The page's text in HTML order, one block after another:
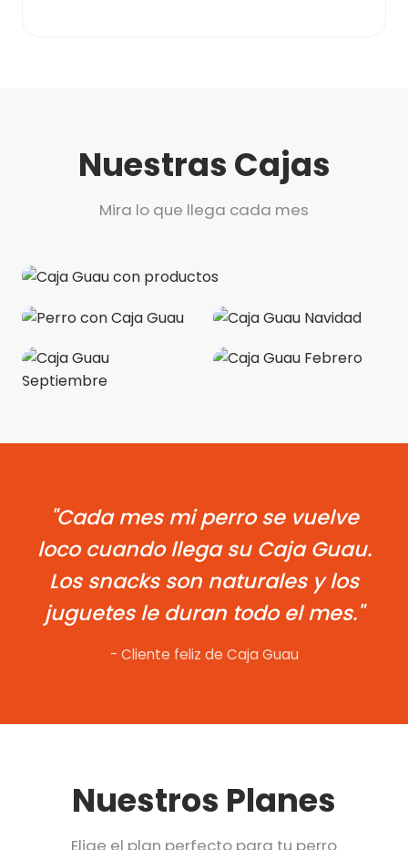
Nuestras Cajas
Mira lo que llega cada mes
"Cada mes mi perro se vuelve
loco cuando llega su Caja Guau.
Los snacks son naturales y los
juguetes le duran todo el mes."
- Cliente feliz de Caja Guau
Nuestros Planes
Elige el plan perfecto para tu perro